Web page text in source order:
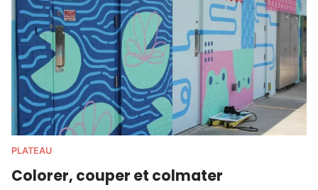
PLATEAU
Colorer, couper et colmater